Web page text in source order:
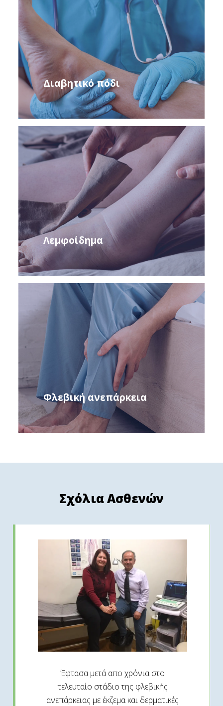
Διαβητικό πόδι
Λεμφοίδημα
Φλεβική ανεπάρκεια
Σχόλια Ασθενών
Έφτασα μετά απο χρόνια στο
τελευταίο στάδιο της φλεβικής
ανεπάρκειας με έκζεμα και δερματικές